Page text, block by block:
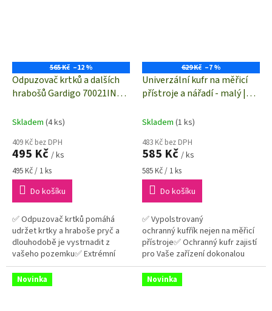
565 Kč –12 %
Odpuzovač krtků a dalších
hrabošů Gardigo 70021INT,
působení až 700 m²
Skladem (4 ks)
409 Kč bez DPH
495 Kč / ks
Měrná
cena:
495 Kč / 1 ks
Do košíku
✅ Odpuzovač krtků pomáhá
udržet krtky a hraboše pryč a
dlouhodobě je vystrnadit z
vašeho pozemku✅ Extrémní
dosah 700 m²✅ 100%
bezpečný: Neškodí lidem,
psům, kočkám ani...
629 Kč –7 %
Univerzální kufr na měřicí
přístroje a nářadí - malý |
Skladem (1 ks)
483 Kč bez DPH
585 Kč / ks
Měrná
cena:
585 Kč / 1 ks
Do košíku
✅ Vypolstrovaný
ochranný kufřík nejen na měřicí
přístroje✅ Ochranný kufr zajistí
pro Vaše zařízení dokonalou
mechanickou ochranu
Novinka Novinka